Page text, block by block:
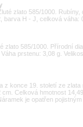
zlato 585/1000. Rubíny,
barva H - J, celková váha:
zlato 585/1000. Přírodní
prstenu: 3,08 g.
z konce 19. století ze zlata
Celková hmotnost
je opatřen pojistným